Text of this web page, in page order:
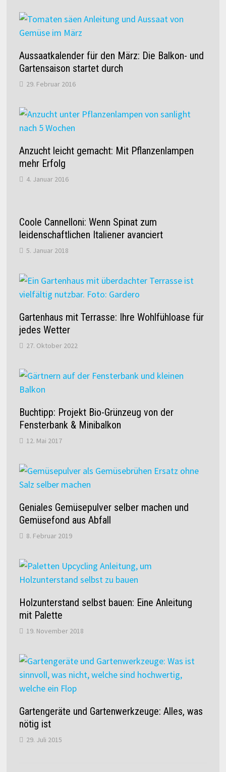
Aussaatkalender für den März: Die Balkon- und
Gartensaison startet durch
29. Februar 2016
Anzucht leicht gemacht: Mit Pflanzenlampen
mehr Erfolg
4. Januar 2016
Coole Cannelloni: Wenn Spinat zum
leidenschaftlichen Italiener avanciert
5. Januar 2018
Gartenhaus mit Terrasse: Ihre Wohlfühloase für
jedes Wetter
27. Oktober 2022
Buchtipp: Projekt Bio-Grünzeug von der
Fensterbank & Minibalkon
12. Mai 2017
Geniales Gemüsepulver selber machen und
Gemüsefond aus Abfall
8. Februar 2019
Holzunterstand selbst bauen: Eine Anleitung
mit Palette
19. November 2018
Gartengeräte und Gartenwerkzeuge: Alles, was
nötig ist
29. Juli 2015